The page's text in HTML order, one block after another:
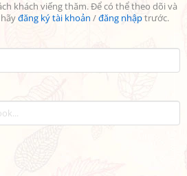
khách viếng thăm. Để có thể theo dõi và
đăng ký tài khoản /đăng nhậptrước.